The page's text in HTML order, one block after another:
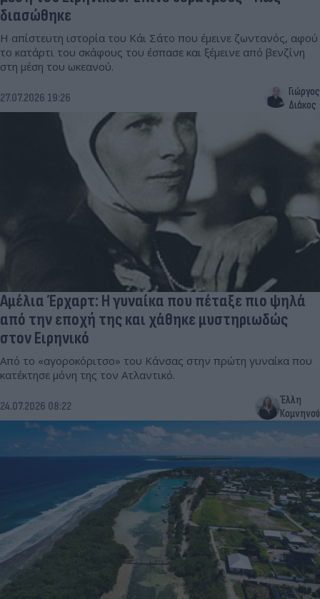
διασώθηκε
Η απίστευτη ιστορία του Κάι Σάτο που έμεινε ζωντανός, αφού
το κατάρτι του σκάφους του έσπασε και ξέμεινε από βενζίνη
στη μέση του ωκεανού.
27.07.2026 19:26
Γιώργος
Διάκος
Αμέλια Έρχαρτ: Η γυναίκα που πέταξε πιο ψηλά
από την εποχή της και χάθηκε μυστηριωδώς
στον Ειρηνικό
Από το «αγοροκόριτσο» του Κάνσας στην πρώτη γυναίκα που
κατέκτησε μόνη της τον Ατλαντικό.
24.07.2026 08:22
Έλλη
Κομνηνού